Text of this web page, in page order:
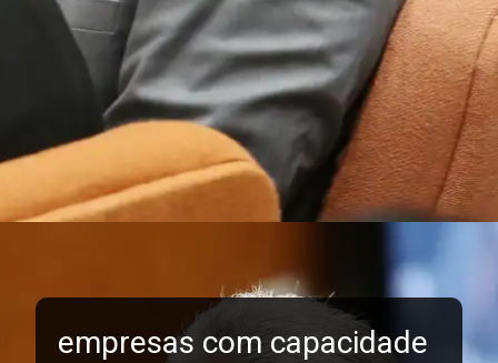
empresas com capacidade